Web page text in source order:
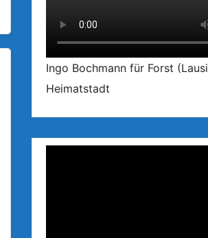
Ingo Bochmann für Forst
Heimatstadt